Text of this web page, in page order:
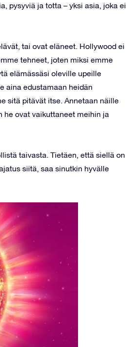
pysyviä ja totta – yksi asia, joka ei
tai ovat eläneet. Hollywood ei
tehneet, joten miksi emme
elämässäsi oleville upeille
aina edustamaan heidän
sitä pitävät itse. Annetaan näille
ovat vaikuttaneet meihin ja
taivasta. Tietäen, että siellä on
siitä, saa sinutkin hyvälle